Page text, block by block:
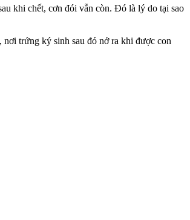
khi chết, cơn đói vẫn còn. Đó là lý do tại sao
, nơi trứng ký sinh sau đó nở ra khi được con